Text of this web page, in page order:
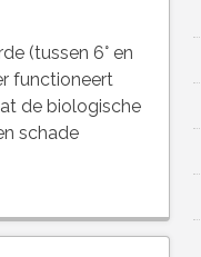
(tussen 6° en
functioneert
de biologische
schade